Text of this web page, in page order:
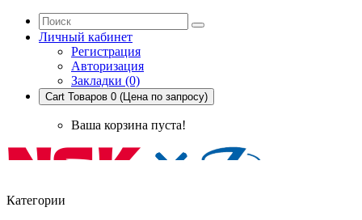
Личный кабинет
Регистрация
Авторизация
Закладки (0)
Cart Товаров 0 (Цена по запросу)
Ваша корзина пуста!
Категории